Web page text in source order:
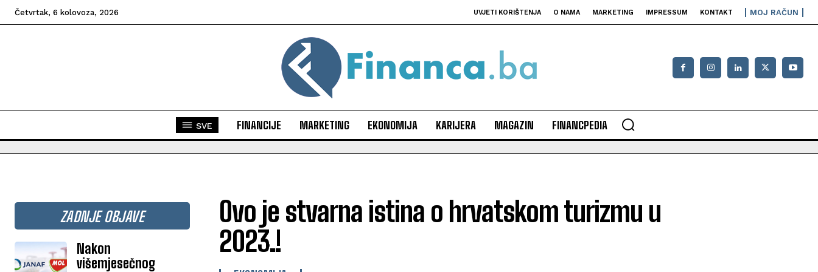
Četvrtak, 6 kolovoza, 2026 UVJETI KORIŠTENJA O NAMA MARKETING IMPRESSUM KONTAKT MOJ RAČUN
SVE FINANCIJE MARKETING EKONOMIJA KARIJERA MAGAZIN FINANCPEDIA
ZADNJE OBJAVE
Nakon
višemjesečnog
Ovo je stvarna istina o hrvatskom turizmu u
2023.!